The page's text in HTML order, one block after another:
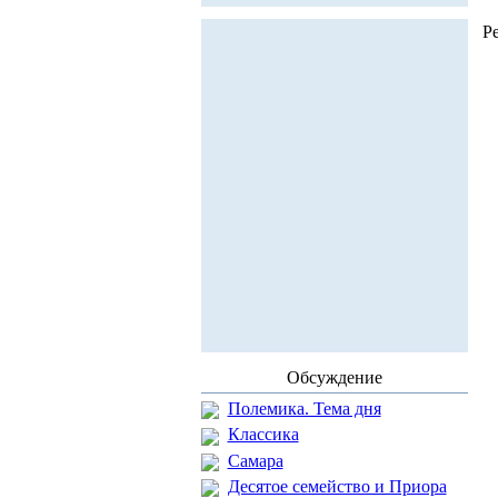
Обсуждение
Полемика. Тема дня
Классика
Самара
Десятое семейство и Приора